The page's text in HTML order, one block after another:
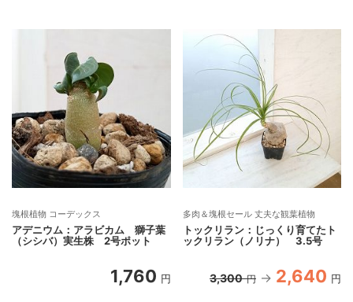
塊根植物 コーデックス
アデニウム：アラビカム 獅子葉
（シシバ）実生株 2号ポット
1,760 円
多肉＆塊根セール 丈夫な観葉植物
トックリラン：じっくり育てたト
ックリラン（ノリナ） 3.5号
3,300 円 2,640 円